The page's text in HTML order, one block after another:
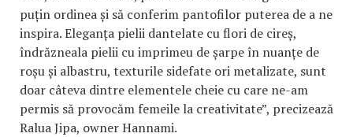
puțin ordinea și să conferim pantofilor puterea de a ne
inspira. Eleganța pielii dantelate cu flori de cireș,
îndrăzneala pielii cu imprimeu de șarpe în nuanțe de
roșu și albastru, texturile sidefate ori metalizate, sunt
doar câteva dintre elementele cheie cu care ne-am
permis să provocăm femeile la creativitate”, precizează
Ralua Jipa, owner Hannami.